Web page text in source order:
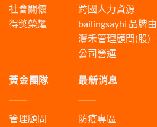
社會關懷
得獎榮耀
跨國人力資源
bailingsayhi 品牌由
灃禾管理顧問(股)
公司營運
黃金團隊
管理顧問
最新消息
防疫專區